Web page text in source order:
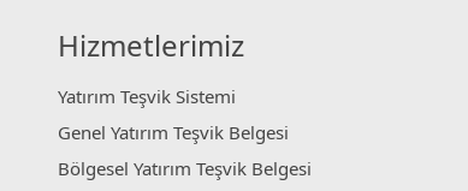
Hizmetlerimiz
Yatırım Teşvik Sistemi
Genel Yatırım Teşvik Belgesi
Bölgesel Yatırım Teşvik Belgesi